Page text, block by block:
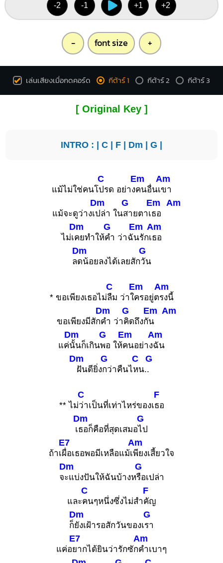
-2 -1 +1 +2
- font size +
เล่นเสียงเมื่อกดคอร์ด กีต้าร์ 1 กีต้าร์ 2 กีต้าร์ 3
[ Original Key ]
INTRO : | C | F | Dm | G |
แม้ไม่ใช่คนโ
C
ปรด อย่าง
Em
คนอื่นเ
Am
ขา
แม้จะดูว่างเ
Dm
ปล่า ใน
G
สายตาเ
Em
ธอ
Am
ไม่เ
Dm
คยทำให้
G
คำ ว่าฉั
Em
นรักเ
Am
ธอ
ล
Dm
ดน้อยลงได้เลยสัก
G
วัน
* ขอเพียงเธอไม่
C
ลืม ว่าใ
Em
ครอยู่ต
Am
รงนี้
ขอเพียงมีสัก
Dm
คำ ว่า
G
คิดถึงกั
Em
น
Am
แค่
Dm
นั้นก็เกิน
G
พอ ให้
Em
คนอย่าง
Am
ฉัน
Dm
ฝันดียิ่ง
G
กว่าคืนไ
C
หน.
G
.
** ไม่
C
ว่าเป็นที่เท่าไหร่ของเ
F
ธอ
เ
Dm
ธอก็คือที่สุดเสมอ
G
ไป
ถ้าเ
E7
ผื่อเธอพอมีเหลือแม้เ
Am
พียงเสี้ยวใจ
จ
Dm
ะแบ่งปันให้ฉันบ้างห
G
รือเปล่า
และ
C
คนๆหนึ่งซึ่งไม่สำ
F
คัญ
ก็
Dm
ยังเฝ้ารอสักวันของเ
G
รา
แค่อ
E7
ยากได้ยินว่ารักซัก
Am
คำเบาๆ